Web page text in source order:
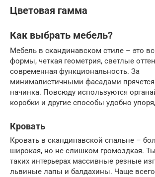
Цветовая гамма
Как выбрать мебель?
Мебель в скандинавском стиле – это
формы, четкая геометрия, светлые
современная функциональность. За
минималистичными фасадами
начинка. Повсюду используются
коробки и другие способы удобно
Кровать
Кровать в скандинавской спальне –
широкая, но не слишком громоздкая.
таких интерьерах массивные резные
львиные лапы и балдахины. Чаще всего